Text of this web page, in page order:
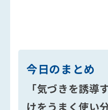
今日のまとめ
「気づきを誘導
けをうまく使い